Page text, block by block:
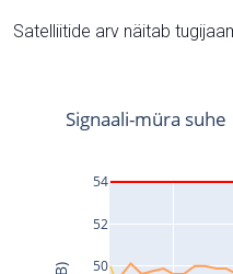
Satelliitide arv näitab